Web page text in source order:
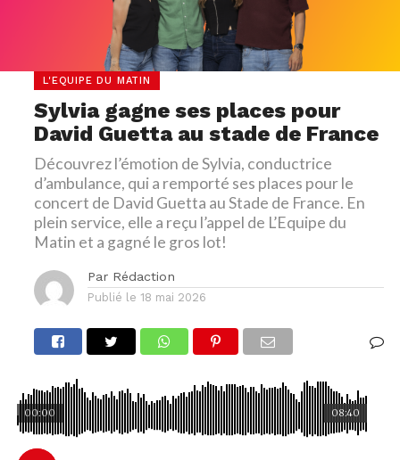
L'EQUIPE DU MATIN
Sylvia gagne ses places pour
David Guetta au stade de France
Découvrez l’émotion de Sylvia, conductrice
d’ambulance, qui a remporté ses places pour le
concert de David Guetta au Stade de France. En
plein service, elle a reçu l’appel de L’Equipe du
Matin et a gagné le gros lot!
Par Rédaction
Publié le 18 mai 2026
08:40
00:00